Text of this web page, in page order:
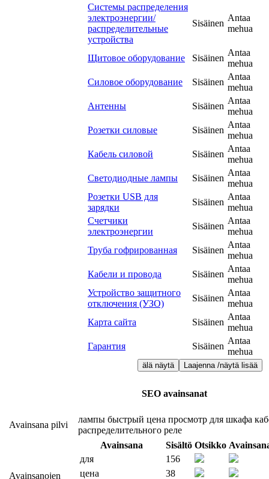
Системы распределения
электроэнергии/
распределительные
устройства
Sisäinen
Antaa
mehua
Щитовое оборудование Sisäinen
Antaa
mehua
Силовое оборудование
Sisäinen
Antaa
mehua
Антенны
Sisäinen
Antaa
mehua
Розетки силовые
Sisäinen
Antaa
mehua
Кабель силовой
Sisäinen
Antaa
mehua
Светодиодные лампы
Sisäinen
Antaa
mehua
Розетки USB для
зарядки
Sisäinen
Antaa
mehua
Счетчики
электроэнергии
Sisäinen
Antaa
mehua
Труба гофрированная
Sisäinen
Antaa
mehua
Кабели и провода
Sisäinen
Antaa
mehua
Устройство защитного
отключения (УЗО)
Sisäinen
Antaa
mehua
Карта сайта
Sisäinen
Antaa
mehua
Гарантия
Sisäinen
Antaa
mehua
Laajenna /näytä lisää
älä näytä
SEO avainsanat
Avainsana pilvi
лампы быстрый цена просмотр для шкафа
распределительного реле
Avainsanojen
Avainsana Sisältö Otsikko
для
156
цена
38